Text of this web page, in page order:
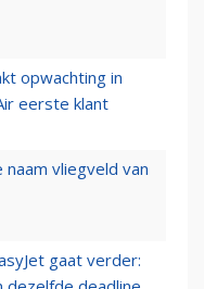
opwachting in
eerste klant
vliegveld van
gaat verder: